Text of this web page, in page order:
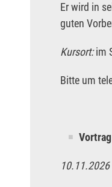
Er wird in
guten
Kursort:im
Bitte um